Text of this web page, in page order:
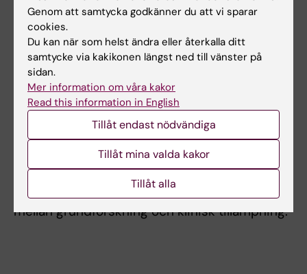
forskarutbildning där jag är kursansvarig,
examinator och föreläsare på kurser inom
bland annat cellulär signalering. Jag handleder
doktorander och masterstudenter och bidrar
aktivt till deras vetenskapliga utveckling och
självständighet. Utöver detta deltar jag i
seminarier, workshops och andra
utbildningsinsatser, både inom och utanför
den egna institutionen. Min undervisning
präglas av ett studentcentrerat arbetssätt
med fokus på kritiskt tänkande och koppling
mellan grundforskning och klinisk tillämpning.
Genom att samtycka godkänner du att vi sparar
cookies.
Du kan när som helst ändra eller återkalla ditt
samtycke via kakikonen längst ned till vänster på
sidan.
Mer information om våra kakor
Read this information in English
Tillåt endast nödvändiga
Tillåt mina valda kakor
Tillåt alla